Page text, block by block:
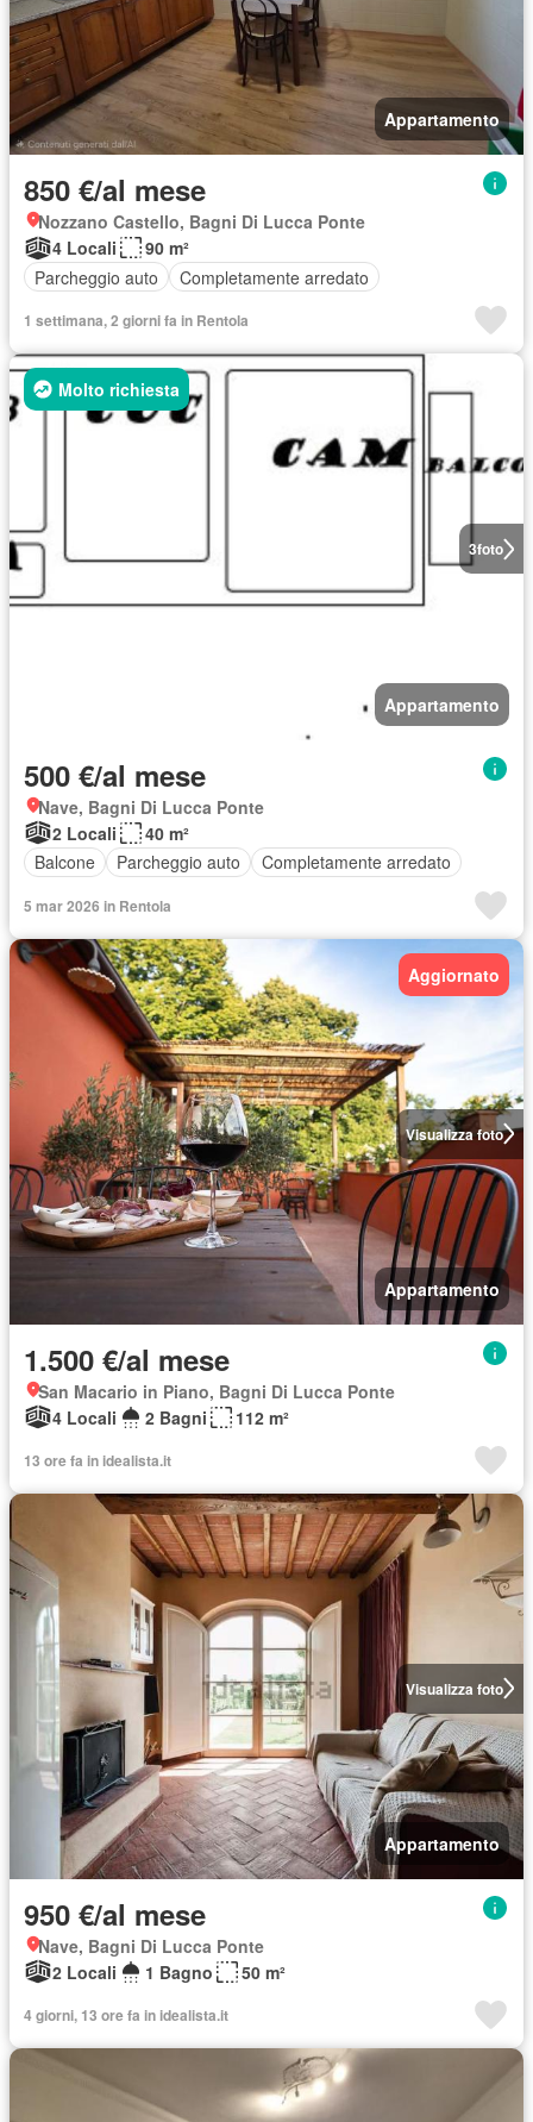
Appartamento
850 €/al mese
Nozzano Castello, Bagni Di Lucca Ponte
4 Locali
90 m²
Parcheggio auto
Completamente arredato
1 settimana, 2 giorni fa in Rentola
3foto
Molto richiesta
Appartamento
500 €/al mese
Nave, Bagni Di Lucca Ponte
2 Locali
40 m²
Balcone
Parcheggio auto Completamente arredato
5 mar 2026 in Rentola
Visualizza foto
Aggiornato
Appartamento
1.500 €/al mese
San Macario in Piano, Bagni Di Lucca Ponte
4 Locali
2 Bagni 112 m²
13 ore fa in idealista.it
Visualizza foto
Appartamento
950 €/al mese
Nave, Bagni Di Lucca Ponte
2 Locali
1 Bagno 50 m²
4 giorni, 13 ore fa in idealista.it